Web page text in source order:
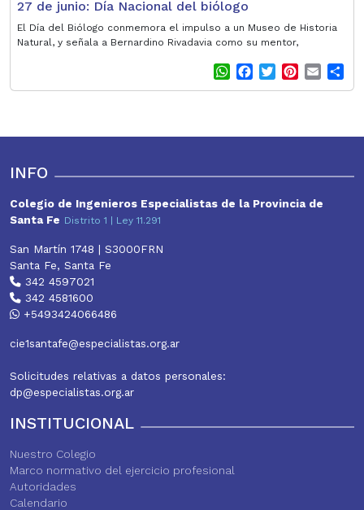
27 de junio: Día Nacional del biólogo
El Día del Biólogo conmemora el impulso a un Museo de Historia
Natural, y señala a Bernardino Rivadavia como su mentor,
W
h
s
a
b
T
w
t
i
e
t
m
l
h
e
INFO
Colegio de Ingenieros Especialistas de la Provincia de
Santa Fe Distrito 1 | Ley 11.291
San Martín 1748 | S3000FRN
Santa Fe, Santa Fe
342 4597021
342 4581600
+5493424066486
cie1santafe@especialistas.org.ar
Solicitudes relativas a datos personales:
dp@especialistas.org.ar
INSTITUCIONAL
Nuestro Colegio
Marco normativo del ejercicio profesional
Autoridades
Calendario